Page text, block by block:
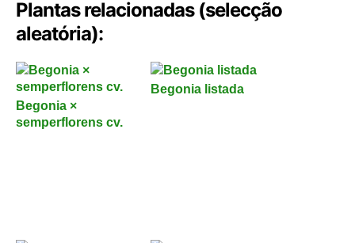
Plantas relacionadas (selecção
aleatória):
Begonia ×
semperflorens cv.
Begonia listada